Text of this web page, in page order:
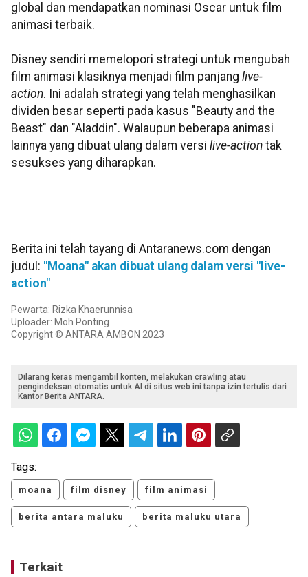
global dan mendapatkan nominasi Oscar untuk film
animasi terbaik.
Disney sendiri memelopori strategi untuk mengubah
film animasi klasiknya menjadi film panjang live-
action. Ini adalah strategi yang telah menghasilkan
dividen besar seperti pada kasus "Beauty and the
Beast" dan "Aladdin". Walaupun beberapa animasi
lainnya yang dibuat ulang dalam versi live-action tak
sesukses yang diharapkan.
Berita ini telah tayang di Antaranews.com dengan
judul: "Moana" akan dibuat ulang dalam versi "live-
action"
Pewarta: Rizka Khaerunnisa
Uploader: Moh Ponting
Copyright © ANTARA AMBON 2023
Dilarang keras mengambil konten, melakukan crawling atau
pengindeksan otomatis untuk AI di situs web ini tanpa izin tertulis dari
Kantor Berita ANTARA.
Tags:
moana film disney film animasi
berita antara maluku berita maluku utara
Terkait